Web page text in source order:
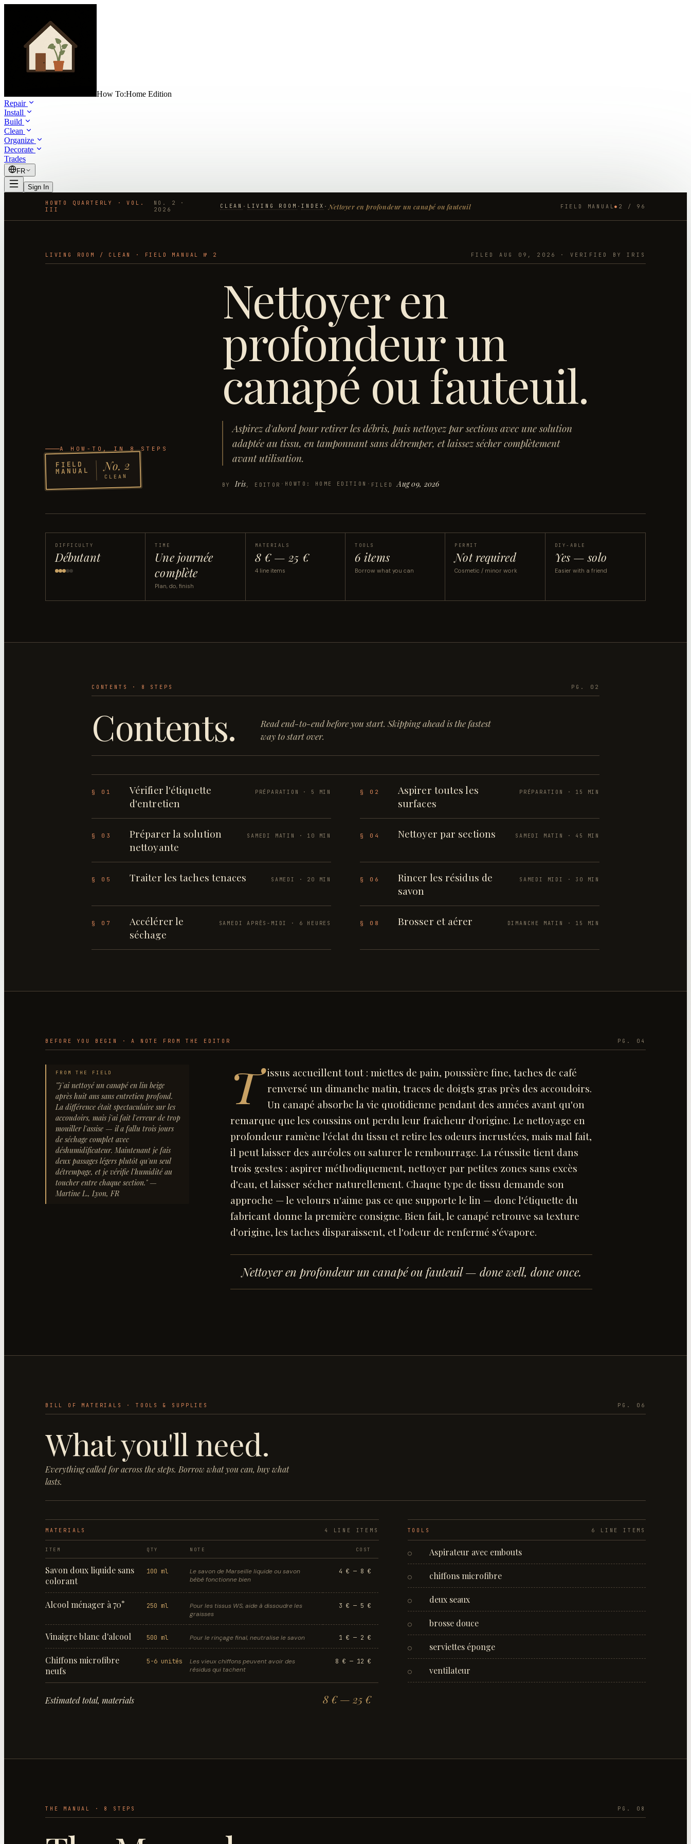
How To:Home Edition
Repair
Install
Build
Clean
Organize
Decorate
Trades
FR
Sign In
HOWTO QUARTERLY · VOL.
III
NO. 2
·
2026
CLEAN · LIVING ROOM ·INDEX · Nettoyer en profondeur un canapé ou fauteuil FIELD MANUAL● 2 / 96
LIVING ROOM / CLEAN · FIELD MANUAL № 2 FILED AUG 09, 2026 · VERIFIED BY IRIS
A HOW-TO , IN 8 STEPS
FIELD
MANUAL No.2
CLEAN
Nettoyer en
profondeur un
canapé ou fauteuil.
Aspirez d'abord pour retirer les débris, puis nettoyez par sections avec une solution
adaptée au tissu, en tamponnant sans détremper, et laissez sécher complètement
avant utilisation.
BYIris, EDITOR · HOWTO: HOME EDITION · FILEDAug 09, 2026
DIFFICULTY
Débutant
TIME
Une journée
complète
Plan, do, finish
MATERIALS
8 € — 25 €
4 line items
TOOLS
6 items
Borrow what you can
PERMIT
Not required
Cosmetic / minor work
DIY-ABLE
Yes — solo
Easier with a friend
CONTENTS · 8 STEP S PG. 02
Contents.
Read end-to-end before you start. Skipping ahead is the fastest
way to start over.
§ 01
Vérifier l'étiquette
d'entretien
PRÉPARATION · 5 MIN § 02
Aspirer toutes les
surfaces
PRÉPARATION · 15 MIN
§ 03
Préparer la solution
nettoyante
SAMEDI MATIN · 10 MIN § 04 Nettoyer par sections SAMEDI MATIN · 45 MIN
§ 05 Traiter les taches tenaces SAMEDI · 20 MIN § 06
Rincer les résidus de
savon
SAMEDI MIDI · 30 MIN
§ 07
Accélérer le
séchage
SAMEDI APRÈS-MIDI · 6 HEURES § 08 Brosser et aérer DIMANCHE MATIN · 15 MIN
BEFORE YOU BEGIN · A NOTE FROM THE EDITOR PG. 04
FROM THE FIELD
"J'ai nettoyé un canapé en lin beige
après huit ans sans entretien profond.
La différence était spectaculaire sur les
accoudoirs, mais j'ai fait l'erreur de trop
mouiller l'assise — il a fallu trois jours
de séchage complet avec
déshumidificateur. Maintenant je fais
deux passages légers plutôt qu'un seul
détrempage, et je vérifie l'humidité au
toucher entre chaque section."—
Martine L., Lyon, FR
T
issus accueillent tout : miettes de pain, poussière fine, taches de café
renversé un dimanche matin, traces de doigts gras près des accoudoirs.
Un canapé absorbe la vie quotidienne pendant des années avant qu'on
remarque que les coussins ont perdu leur fraîcheur d'origine. Le nettoyage en
profondeur ramène l'éclat du tissu et retire les odeurs incrustées, mais mal fait,
il peut laisser des auréoles ou saturer le rembourrage. La réussite tient dans
trois gestes : aspirer méthodiquement, nettoyer par petites zones sans excès
d'eau, et laisser sécher naturellement. Chaque type de tissu demande son
approche — le velours n'aime pas ce que supporte le lin — donc l'étiquette du
fabricant donne la première consigne. Bien fait, le canapé retrouve sa texture
d'origine, les taches disparaissent, et l'odeur de renfermé s'évapore.
Nettoyer en profondeur un canapé ou fauteuil— done well, done once.
BILL OF MATERIALS · TOOLS & SUPPLIES PG. 06
What you'll need.
Everything called for across the steps. Borrow what you can, buy what
lasts.
MATERIALS 4 LINE ITEM S
ITEM QTY NOTE COST
Savon doux liquide sans
colorant
100 ml
Le savon de Marseille liquide ou savon
bébé fonctionne bien
4 € — 8 €
Alcool ménager à 70° 250 ml
Pour les tissus WS, aide à dissoudre les
graisses
3 € — 5 €
Vinaigre blanc d'alcool 500 ml Pour le rinçage final, neutralise le savon 1 € — 2 €
Chiffons microfibre
neufs
5-6 unités
Les vieux chiffons peuvent avoir des
résidus qui tachent
8 € — 12 €
Estimated total, materials 8 € — 25 €
TOOLS 6 LINE ITEM S
○ Aspirateur avec embouts
○ chiffons microfibre
○ deux seaux
○ brosse douce
○ serviettes éponge
○ ventilateur
THE MANUAL · 8 STEP S PG. 08